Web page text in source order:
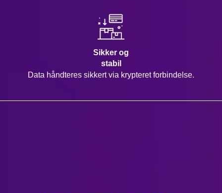
Sikker og
stabil
Data håndteres sikkert via krypteret forbindelse.